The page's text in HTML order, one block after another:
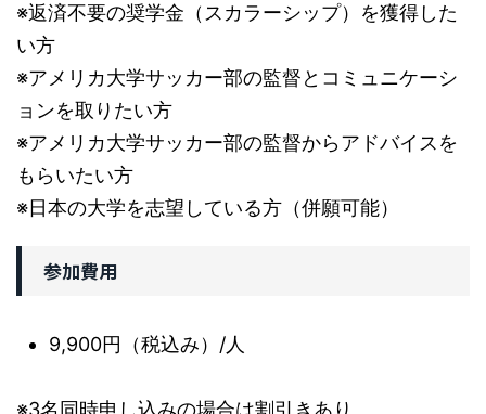
※返済不要の奨学金（スカラーシップ）を獲得した
い方
※アメリカ大学サッカー部の監督とコミュニケーシ
ョンを取りたい方
※アメリカ大学サッカー部の監督からアドバイスを
もらいたい方
※日本の大学を志望している方（併願可能）
参加費用
9,900円（税込み）/人
※3名同時申し込みの場合は割引きあり